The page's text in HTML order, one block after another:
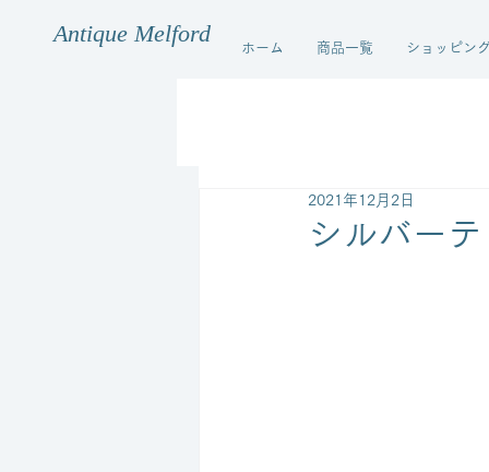
ホーム 商品一覧 ショッピン
Antique Melford
シルバー
2021年12月2日